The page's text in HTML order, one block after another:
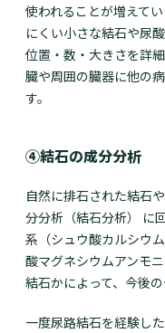
使われることが増えて
にくい小さな結石や尿
位置・数・大きさを詳
臓や周囲の臓器に他の
す。
④結石の成分分析
自然に排石された結石
分分析（結石分析） に
系（シュウ酸カルシウ
酸マグネシウムアンモ
結石かによって、今後
一度尿路結石を経験し